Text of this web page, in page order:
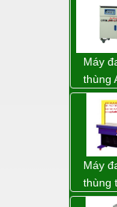
Đúc
Dụng
Dụng
Dụng
Dụng
Gỗ -
Hàn
Máy
thùng
Máy
thùng
DBA-